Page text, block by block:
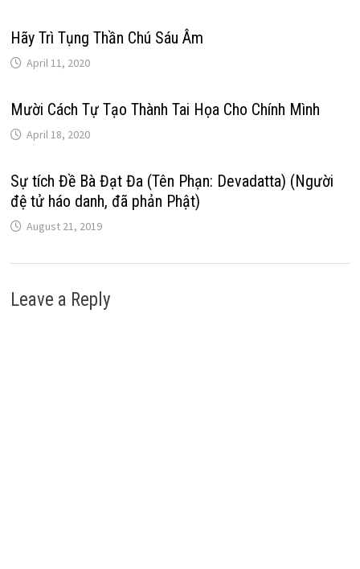
Hãy Trì Tụng Thần Chú Sáu Âm
April 11, 2020
Mười Cách Tự Tạo Thành Tai Họa Cho Chính Mình
April 18, 2020
Sự tích Đề Bà Đạt Đa (Tên Phạn: Devadatta) (Người
đệ tử háo danh, đã phản Phật)
August 21, 2019
Leave a Reply